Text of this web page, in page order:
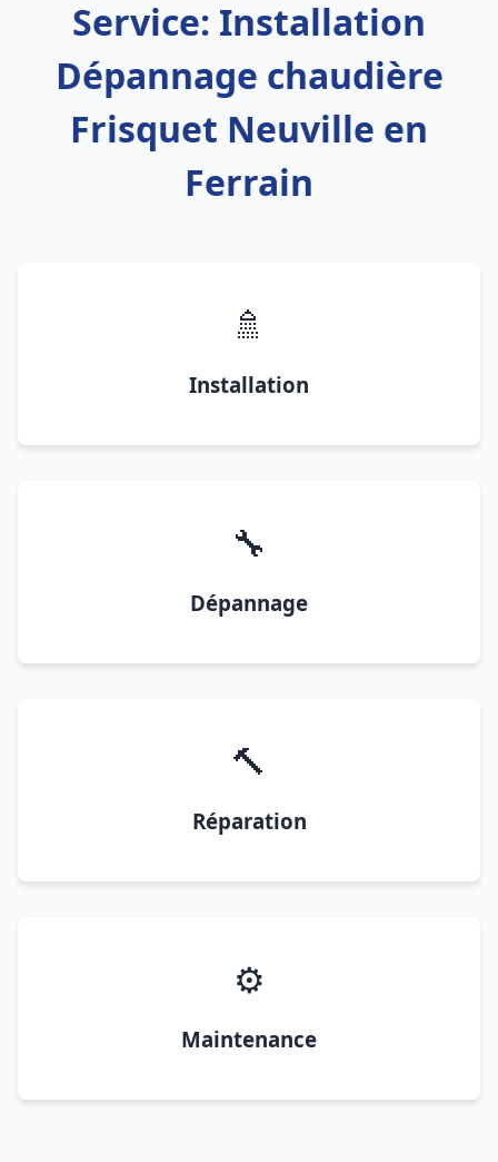
Service: Installation
Dépannage chaudière
Frisquet Neuville en
Ferrain
🚿
Installation
🔧
Dépannage
🔨
Réparation
⚙️
Maintenance